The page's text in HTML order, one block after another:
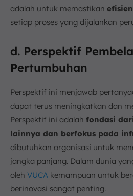
adalah untuk memastikan
setiap proses yang dijalankan
d. Perspektif
Pertumbuhan
Perspektif ini menjawab
dapat terus meningkatkan dan
Perspektif ini adalah fondasi
lainnya dan berfokus pada
dibutuhkan organisasi untuk
jangka panjang. Dalam dunia
oleh VUCA kemampuan untuk
berinovasi sangat penting.